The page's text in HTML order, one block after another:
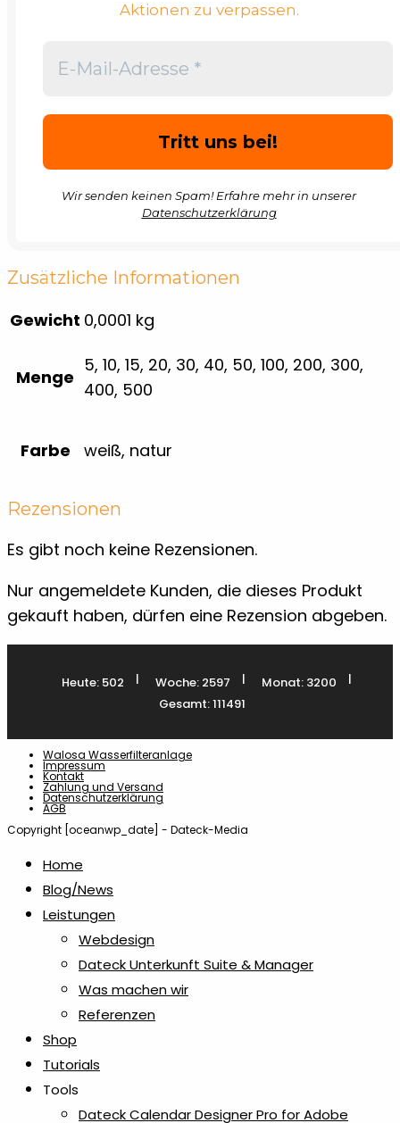
Aktionen zu verpassen.
Wir senden keinen Spam! Erfahre mehr in unserer
Datenschutzerklärung
Zusätzliche Informationen
Gewicht 0,0001 kg
Menge
5, 10, 15, 20, 30, 40, 50, 100, 200, 300,
400, 500
Farbe weiß, natur
Rezensionen
Es gibt noch keine Rezensionen.
Nur angemeldete Kunden, die dieses Produkt
gekauft haben, dürfen eine Rezension abgeben.
Heute: 502 | Woche: 2597 | Monat: 3200
|
Gesamt: 111491
Walosa Wasserfilteranlage
Impressum
Kontakt
Zahlung und Versand
Datenschutzerklärung
AGB
Copyright [oceanwp_date] - Dateck-Media
Home
Blog/News
Leistungen
Webdesign
Dateck Unterkunft Suite & Manager
Was machen wir
Referenzen
Shop
Tutorials
Tools
Dateck Calendar Designer Pro for Adobe